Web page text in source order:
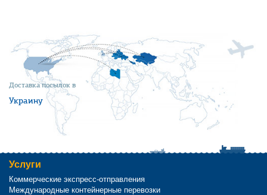
Доставка посылок в
Украину
Услуги
Коммерческие экспресс-отправления
Международные контейнерные перевозки